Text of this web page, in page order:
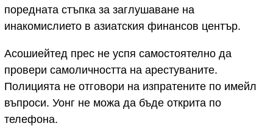
поредната стъпка за заглушаване на
инакомислието в азиатския финансов център.
Асошиейтед прес не успя самостоятелно да
провери самоличността на арестуваните.
Полицията не отговори на изпратените по имейл
въпроси. Уонг не можа да бъде открита по
телефона.